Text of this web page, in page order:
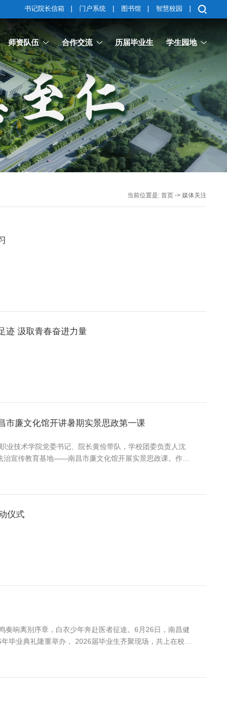
书记院长信箱 | 门户系统 | 图书馆 | 智慧校园 |
师资队伍 合作交流 历届毕业生 学生园地
当前位置是: 首页-> 媒体关注
迹 汲取青春奋进力量
市廉文化馆开讲暑期实景思政第一课
业技术学院党委书记、院长黄俭带队，学校团委负责人沈
治宣传教育基地——南昌市廉文化馆开展实景思政课。作为
仪式
响离别序章，白衣少年奔赴医者征途。6月26日，南昌健
毕业典礼隆重举办， 2026届毕业生齐聚现场，共上在校最